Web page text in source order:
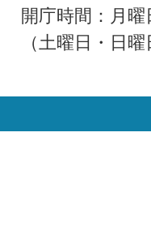
開庁時間：月
（土曜日・日